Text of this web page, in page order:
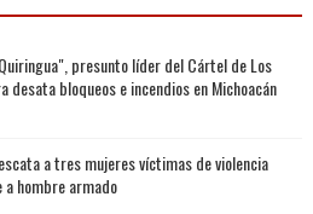
presunto líder del Cártel de Los
desata bloqueos e incendios en Michoacán
a tres mujeres víctimas de violencia
hombre armado